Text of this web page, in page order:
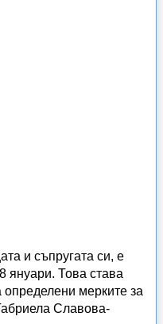
и съпругата си, е
януари. Това става
мерките за
Славова-